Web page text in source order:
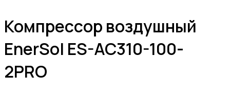
Компреcсор воздушный
EnerSol ES-AC310-100-
2PRO